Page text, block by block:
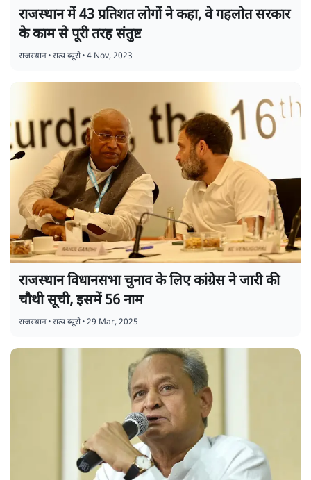
राजस्थान में 43 प्रतिशत लोगों ने कहा, वे गहलोत सरकार
के काम से पूरी तरह संतुष्ट
राजस्थान•सत्य ब्यूरो•4 Nov, 2023
राजस्थान विधानसभा चुनाव के लिए कांग्रेस ने जारी की
चौथी सूची, इसमें 56 नाम
राजस्थान•सत्य ब्यूरो•29 Mar, 2025